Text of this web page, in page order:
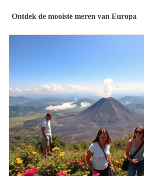
Ontdek de mooiste meren van Europa